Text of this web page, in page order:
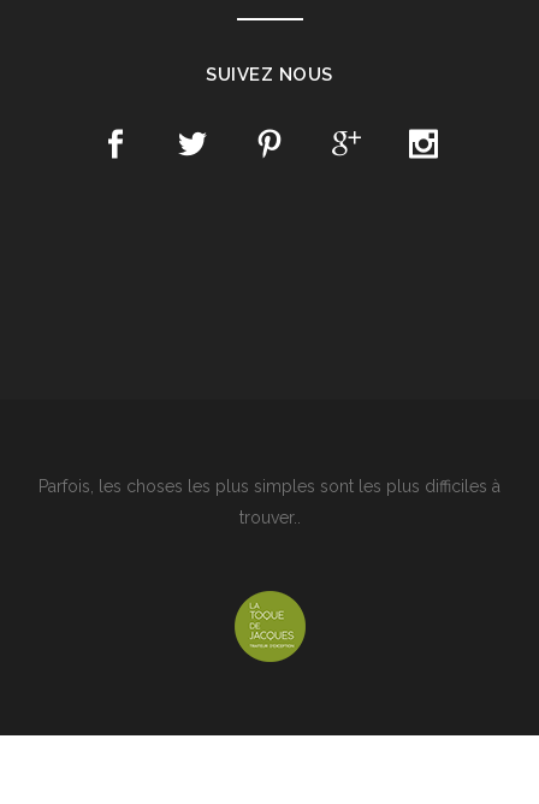
SUIVEZ NOUS
Parfois, les choses les plus simples sont les plus difficiles à
trouver..